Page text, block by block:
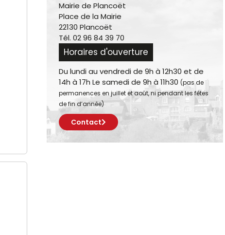
Mairie de Plancoët
Place de la Mairie
22130 Plancoët
Tél. 02 96 84 39 70
Horaires d'ouverture
Du lundi au vendredi de 9h à 12h30 et de
14h à 17h Le samedi de 9h à 11h30 (pas de
permanences en juillet et août, ni pendant les fêtes
de fin d’année)
Contact